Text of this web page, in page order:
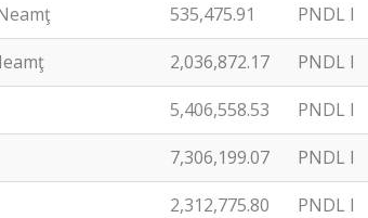
535,475.91
PNDL I
2,036,872.17
PNDL I
5,406,558.53
PNDL I
7,306,199.07
PNDL I
2,312,775.80
PNDL I